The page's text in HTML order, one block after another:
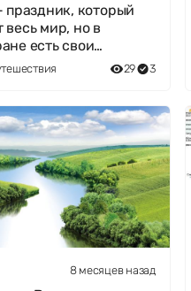
праздник, который
весь мир, но в
есть свои
традиции. Пройдите
29 3
8 месяцев назад